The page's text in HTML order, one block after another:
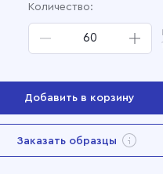
Количество:
Добавить в корзину
Заказать образцы